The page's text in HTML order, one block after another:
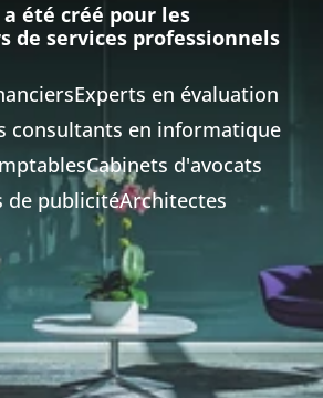
été créé pour les
de services professionnels
Experts en évaluation
consultants en informatique
Cabinets d'avocats
de publicitéArchitectes